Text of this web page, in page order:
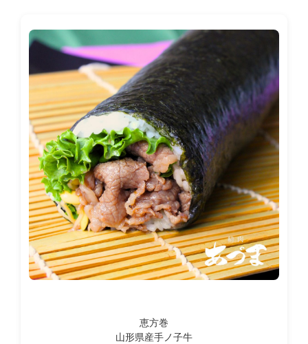
恵方巻
山形県産手ノ子牛